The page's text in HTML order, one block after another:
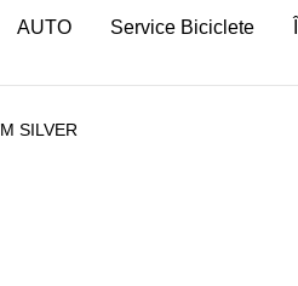
AUTO Service Biciclete
SILVER